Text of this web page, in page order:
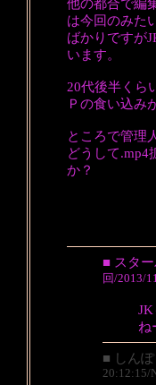
他の都合で編
は今回のみた
ばかりですが
います。
20代後半くら
Ｐの食い込み
ところで管理
どうして.mp4
か？
■ スタ
回/2013/
ね
■ しんぽ
20:12:15/